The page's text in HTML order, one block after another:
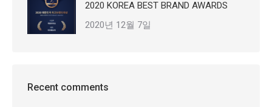
2020 KOREA BEST BRAND AWARDS
2020년 12월 7일
Recent comments